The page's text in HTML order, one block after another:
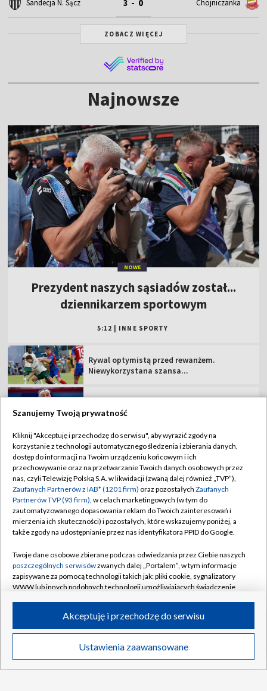
Transmisje Wideo
Sandecja N. Sącz 3 - 0 Chojniczanka
ZOBACZ WIĘCEJ
Najnowsze
NOWE
Prezydent naszych sąsiadów został...
dziennikarzem sportowym
5:12 | INNE SPORTY
Rywal optymistą przed rewanżem.
Niewykorzystana szansa...
zadanie
"Lewy" tym razem bez gola. Dobry początek
"Strażaków" [WIDEO]
MŚ do lat 20, Oregon: oglądaj 2. dzień
Trener GKS zachowuje optymizm. "Nie
jesteśmy bez szans"
Lech ma dylemat po starciu Farerami.
Roważa przełożenie meczu
TVP
Szanujemy Twoją prywatność
Kliknij "Akceptuję i przechodzę do serwisu", aby wyrazić zgody na
korzystanie z technologii automatycznego śledzenia i zbierania danych,
dostęp do informacji na Twoim urządzeniu końcowym i ich
przechowywanie oraz na przetwarzanie Twoich danych osobowych przez
nas, czyli Telewizję Polską S.A. w likwidacji (zwaną dalej również „TVP”),
Zaufanych Partnerów z IAB* (1201 firm) oraz pozostałych Zaufanych
Partnerów TVP (93 firm), w celach marketingowych (w tym do
zautomatyzowanego dopasowania reklam do Twoich zainteresowań i
mierzenia ich skuteczności) i pozostałych, które wskazujemy poniżej, a
także zgody na udostępnianie przez nas identyfikatora PPID do Google.
Twoje dane osobowe zbierane podczas odwiedzania przez Ciebie naszych
poszczególnych serwisówzwanych dalej „Portalem”, w tym informacje
zapisywane za pomocą technologii takich jak: pliki cookie, sygnalizatory
WWW lub innych podobnych technologii umożliwiających świadczenie
ruchu w Internecie.
Twoje dane osobowe zbierane podczas odwiedzania przez Ciebie
poszczególnych serwisówna Portalu, takie jak adresy IP, identyfikatory
Ustawienia zaawansowane
Akceptuję i przechodzę do serwisu